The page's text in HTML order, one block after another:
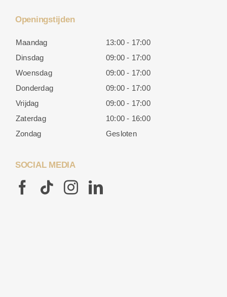
Openingstijden
Maandag
13:00 - 17:00
Dinsdag
09:00 - 17:00
Woensdag
09:00 - 17:00
Donderdag
09:00 - 17:00
Vrijdag
09:00 - 17:00
Zaterdag
10:00 - 16:00
Zondag
Gesloten
SOCIAL MEDIA